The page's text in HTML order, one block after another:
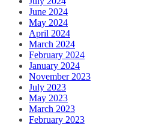
June 2024
May 2024
April 2024
March 2024
February 2024
January 2024
November 2023
July 2023
May 2023
March 2023
February 2023